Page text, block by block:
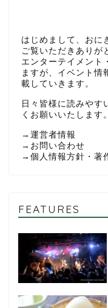
はじめまして、お
ご覧いただきありが
エンターテイメント
ますが、イベント情
載していきます。
日々皆様に読みやす
くお願いいたします。
→ 運営者情報
→ お問い合わせ
→ 個人情報方針・著
FEATURES